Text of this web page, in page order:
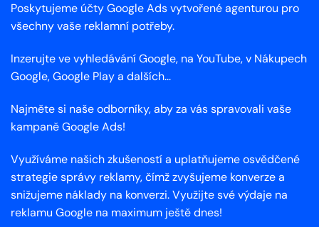
Poskytujeme účty Google Ads vytvořené agenturou pro
všechny vaše reklamní potřeby.
Inzerujte ve vyhledávání Google, na YouTube, v Nákupech
Google, Google Play a dalších...
Najměte si naše odborníky, aby za vás spravovali vaše
kampaně Google Ads!
Využíváme našich zkušeností a uplatňujeme osvědčené
strategie správy reklamy, čímž zvyšujeme konverze a
snižujeme náklady na konverzi. Využijte své výdaje na
reklamu Google na maximum ještě dnes!